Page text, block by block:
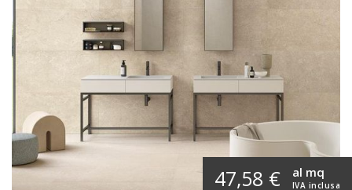
47,58 € IVA inclusa
al mq